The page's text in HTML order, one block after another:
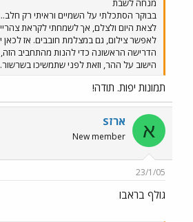
בבוקר הסתכלתי על השמיים וראיתי רק
לצאת היום ולצלם, אך לשמחתי לקראת
לאפשר צילום, גם במצלמת חובבים. אז לכאן
הדרישה הראשונה כדי להנות מהתחביב
הישוב על ההר, וזאת לפני שתמשיכו בשרשור.
תמונות יפות. תודה!
א ארזS
New member
23/1/05
גולף בראבו